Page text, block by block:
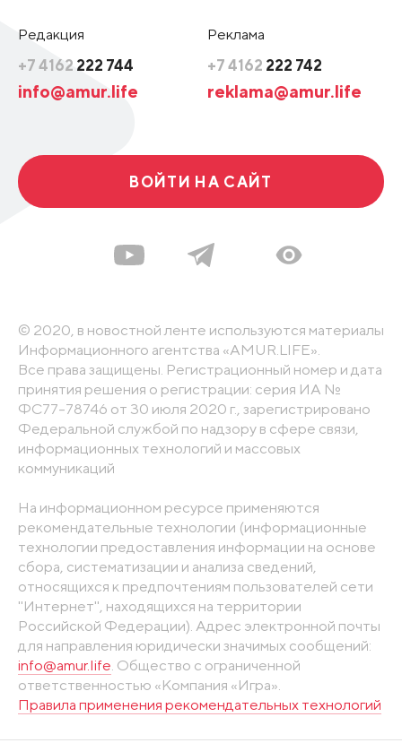
Редакция
+7 4162 222 744
info@amur.life
Реклама
+7 4162 222 742
reklama@amur.life
ВОЙТИ НА САЙТ
© 2020, в новостной ленте используются материалы
Информационного агентства «AMUR.LIFE».
Все права защищены. Регистрационный номер и дата
принятия решения о регистрации: серия ИА №
ФС77-78746 от 30 июля 2020 г., зарегистрировано
Федеральной службой по надзору в сфере связи,
информационных технологий и массовых
коммуникаций
На информационном ресурсе применяются
рекомендательные технологии (информационные
технологии предоставления информации на основе
сбора, систематизации и анализа сведений,
относящихся к предпочтениям пользователей сети
"Интернет", находящихся на территории
Российской Федерации). Адрес электронной почты
для направления юридически значимых сообщений:
info@amur.life . Общество с ограниченной
ответственностью «Компания «Игра».
Правила применения рекомендательных технологий